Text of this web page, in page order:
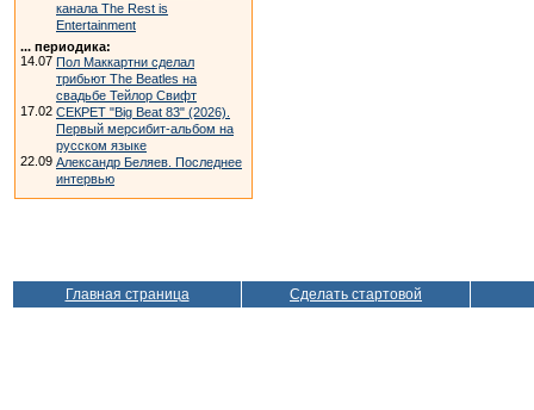
канала The Rest is
Entertainment
... периодика:
14.07 Пол Маккартни сделал
трибьют The Beatles на
свадьбе Тейлор Свифт
17.02 СЕКРЕТ "Big Beat 83" (2026).
Первый мерсибит-альбом на
русском языке
22.09 Александр Беляев. Последнее
интервью
Главная страница Сделать стартовой